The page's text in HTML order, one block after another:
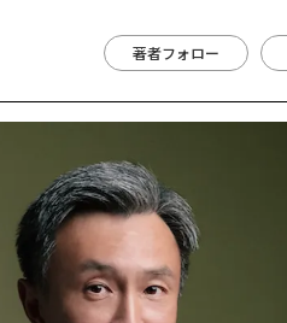
著者フォロー